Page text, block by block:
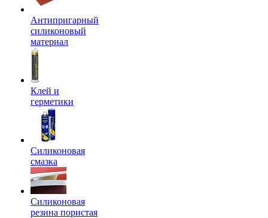
Антипригарный
силиконовый
материал
Клей и
герметики
Силиконовая
смазка
Силиконовая
резина пористая